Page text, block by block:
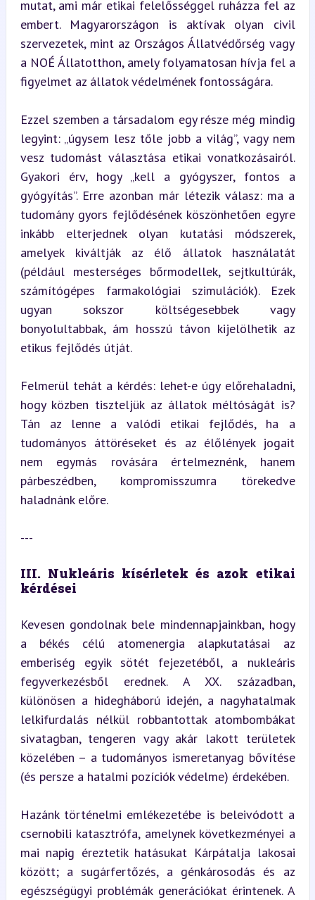
mutat, ami már etikai felelősséggel ruházza fel az
embert. Magyarországon is aktívak olyan civil
szervezetek, mint az Országos Állatvédőrség vagy
a NOÉ Állatotthon, amely folyamatosan hívja fel a
figyelmet az állatok védelmének fontosságára.
Ezzel szemben a társadalom egy része még mindig
legyint: „úgysem lesz tőle jobb a világ”, vagy nem
vesz tudomást választása etikai vonatkozásairól.
Gyakori érv, hogy „kell a gyógyszer, fontos a
gyógyítás”. Erre azonban már létezik válasz: ma a
tudomány gyors fejlődésének köszönhetően egyre
inkább elterjednek olyan kutatási módszerek,
amelyek kiváltják az élő állatok használatát
(például mesterséges bőrmodellek, sejtkultúrák,
számítógépes farmakológiai szimulációk). Ezek
ugyan sokszor költségesebbek vagy
bonyolultabbak, ám hosszú távon kijelölhetik az
etikus fejlődés útját.
Felmerül tehát a kérdés: lehet-e úgy előrehaladni,
hogy közben tiszteljük az állatok méltóságát is?
Tán az lenne a valódi etikai fejlődés, ha a
tudományos áttöréseket és az élőlények jogait
nem egymás rovására értelmeznénk, hanem
párbeszédben, kompromisszumra törekedve
haladnánk előre.
---
III. Nukleáris kísérletek és azok etikai
kérdései
Kevesen gondolnak bele mindennapjainkban, hogy
a békés célú atomenergia alapkutatásai az
emberiség egyik sötét fejezetéből, a nukleáris
fegyverkezésből erednek. A XX. században,
különösen a hidegháború idején, a nagyhatalmak
lelkifurdalás nélkül robbantottak atombombákat
sivatagban, tengeren vagy akár lakott területek
közelében – a tudományos ismeretanyag bővítése
(és persze a hatalmi pozíciók védelme) érdekében.
Hazánk történelmi emlékezetébe is beleivódott a
csernobili katasztrófa, amelynek következményei a
mai napig éreztetik hatásukat Kárpátalja lakosai
között; a sugárfertőzés, a génkárosodás és az
egészségügyi problémák generációkat érintenek. A